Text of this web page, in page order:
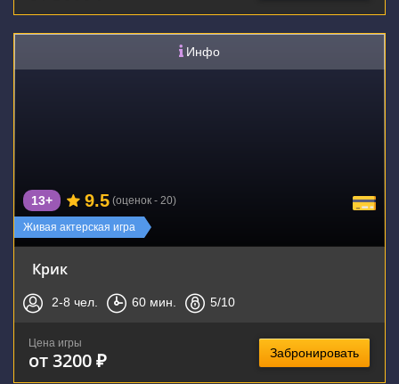
Инфо
Живая актерская игра
13+ 9.5 (оценок - 20)
Крик
2-8 чел. 60 мин. 5/10
Цена игры
от 3200 ₽ Забронировать